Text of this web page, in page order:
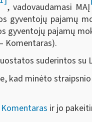
, vadovaudamasi MAĮ
gyventojų pajamų
gyventojų pajamų
Komentaras).
suderintos su
kad minėto
Komentaras ir jo